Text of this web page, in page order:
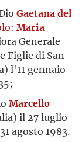
Gaetana del
Maria
Generale
Figlie di San
l'11 gennaio
Marcello
il 27 luglio
agosto 1983.